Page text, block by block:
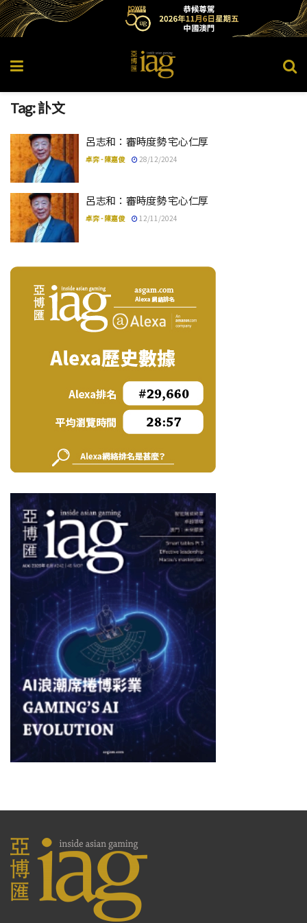
Tag:訃文
呂志和：審時度勢 宅心仁厚
卓弈 - 陳嘉俊 28/12/2024
呂志和：審時度勢 宅心仁厚
卓弈 - 陳嘉俊 12/11/2024